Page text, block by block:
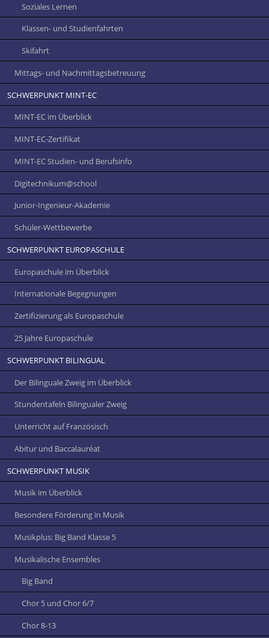
Soziales Lernen
Klassen- und Studienfahrten
Skifahrt
Mittags- und Nachmittagsbetreuung
SCHWERPUNKT MINT-EC
MINT-EC im Überblick
MINT-EC-Zertifikat
MINT-EC Studien- und Berufsinfo
Digitechnikum­@school
Junior-Ingenieur-Akademie
Schüler-Wettbewerbe
SCHWERPUNKT EUROPASCHULE
Europaschule im Überblick
Internationale Begegnungen
Zertifizierung als Europaschule
25 Jahre Europaschule
SCHWERPUNKT BILINGUAL
Der Bilinguale Zweig im Überblick
Stundentafeln Bilingualer Zweig
Unterricht auf Französisch
Abitur und Baccalauréat
SCHWERPUNKT MUSIK
Musik im Überblick
Besondere Förderung in Musik
Musikplus: Big Band Klasse 5
Musikalische Ensembles
Big Band
Chor 5 und Chor 6/7
Chor 8-13